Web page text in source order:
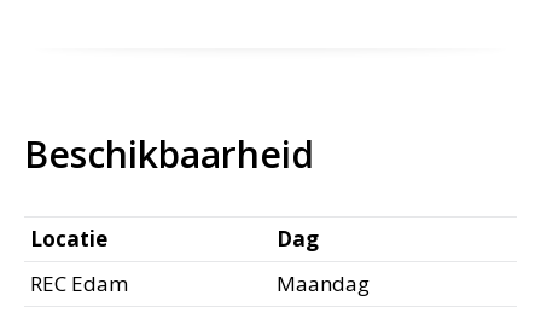
Beschikbaarheid
Locatie
Dag
REC Edam
Maandag